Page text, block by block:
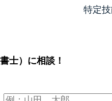
特定
士）に相談！